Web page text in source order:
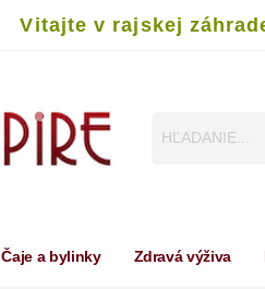
Vitajte v rajskej
Čaje a bylinky Zdravá výživa